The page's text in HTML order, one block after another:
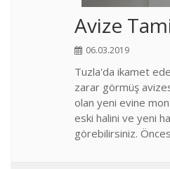
Avize
06.03.2019
Tuzla'da ikamet
zarar görmüş
olan yeni evine
eski halini ve yeni
görebilirsiniz.